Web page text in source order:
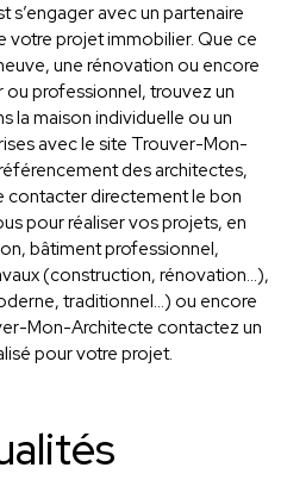
s’engager avec un partenaire
votre projet immobilier. Que ce
une rénovation ou encore
ou professionnel, trouvez un
la maison individuelle ou un
avec le site Trouver-Mon-
des architectes,
contacter directement le bon
pour réaliser vos projets, en
bâtiment professionnel,
(construction, rénovation...),
traditionnel...) ou encore
Mon-Architecte contactez un
pour votre projet.